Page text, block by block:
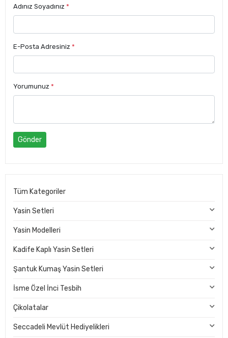
Adınız Soyadınız *
E-Posta Adresiniz *
Yorumunuz *
Gönder
Tüm Kategoriler
Yasin Setleri
Yasin Modelleri
Kadife Kaplı Yasin Setleri
Şantuk Kumaş Yasin Setleri
İsme Özel İnci Tesbih
Çikolatalar
Seccadeli Mevlüt Hediyelikleri